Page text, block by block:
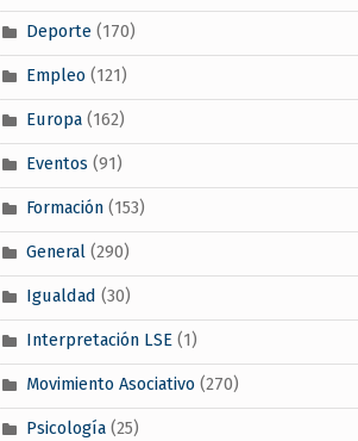
Deporte(170)
Empleo (121)
Europa(162)
Eventos (91)
Formación(153)
General(290)
Igualdad (30)
Interpretación LSE(1)
Movimiento Asociativo (270)
Psicología(25)